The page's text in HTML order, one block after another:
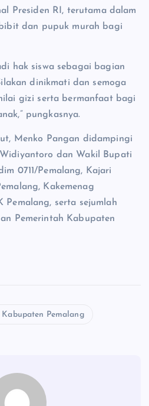
Presiden RI, terutama dalam
dan pupuk murah bagi
hak siswa sebagai bagian
dinikmati dan semoga
gizi serta bermanfaat bagi
pungkasnya.
Menko Pangan didampingi
dan Wakil Bupati
0711/Pemalang, Kajari
Kakemenag
Pemalang, serta sejumlah
Pemerintah Kabupaten
Pemalang